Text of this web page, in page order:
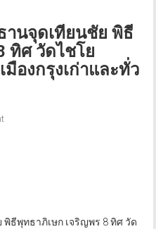
านจุดเทียนชัย พิธี
ทิศ วัดไชโย
มืองกรุงเก่าและทั่ว
ธีพุทธาภิเษก เจริญพร 8 ทิศ วัด